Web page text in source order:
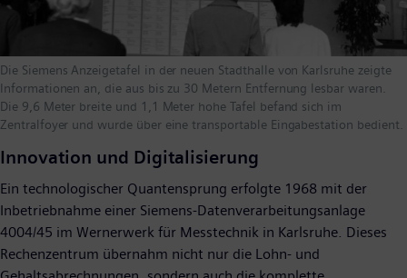
Die Siemens Anzeigetafel in der neuen Stadthalle von Karlsruhe zeigte
Informationen an, die aus bis zu 30 Metern Entfernung lesbar waren.
Die 9,6 Meter breite und 1,1 Meter hohe Tafel befand sich im
Zentralfoyer und wurde über eine transportable Eingabestation bedient.
Innovation und Digitalisierung
Ein technologischer Quantensprung erfolgte 1968 mit der
Inbetriebnahme einer Siemens-Datenverarbeitungsanlage
4004/45 im Wernerwerk für Messtechnik in Karlsruhe. Dieses
Rechenzentrum übernahm nicht nur die Lohn- und